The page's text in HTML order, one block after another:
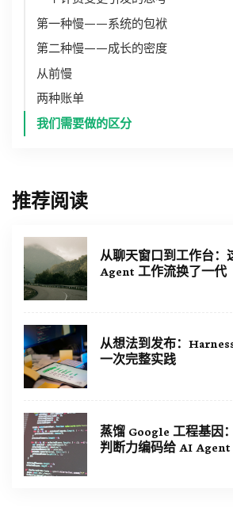
第一种慢——系统的包袱
第二种慢——成长的密度
从前慢
两种账单
我们需要做的区分
推荐阅读
从聊天窗口到工作台：
Agent 工作流换了一代
从想法到发布：
一次完整实践
蒸馏 Google 工程基因
判断力编码给 AI Agent